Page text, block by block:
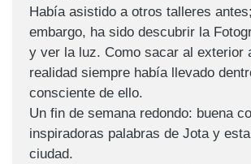
Había asistido a otros talleres
embargo, ha sido descubrir la
y ver la luz. Como sacar al exterior
realidad siempre había llevado
consciente de ello.
Un fin de semana redondo: buena
inspiradoras palabras de Jota y
ciudad.